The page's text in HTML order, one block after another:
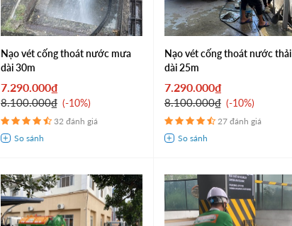
Nạo vét cống thoát nước mưa
dài 30m
7.290.000₫
8.100.000₫ -10%
32 đánh giá
Nạo vét cống thoát nước thải
dài 25m
7.290.000₫
8.100.000₫ -10%
27 đánh giá